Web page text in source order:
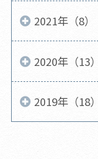
2021年（8）
2020年（13）
2019年（18）